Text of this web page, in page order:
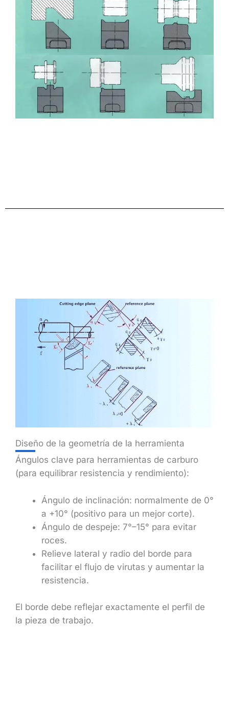
Diseño de la geometría de la herramienta
Ángulos clave para herramientas de carburo
(para equilibrar resistencia y rendimiento):
Ángulo de inclinación: normalmente de 0°
a +10° (positivo para un mejor corte).
Ángulo de despeje: 7°–15° para evitar
roces.
Relieve lateral y radio del borde para
facilitar el flujo de virutas y aumentar la
resistencia.
El borde debe reflejar exactamente el perfil de
la pieza de trabajo.